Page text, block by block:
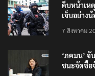
คืบหน้าเห
เจ็บอย่าง
7 สิงหาคม
‘ภคมน’ จั
ชนะจัดซื้อ